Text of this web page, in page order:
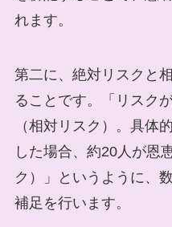
れます。
第二に、絶対リスクと
ることです。「リスク
（相対リスク）。具体
した場合、約20人が恩
ク）」というように、
補足を行います。